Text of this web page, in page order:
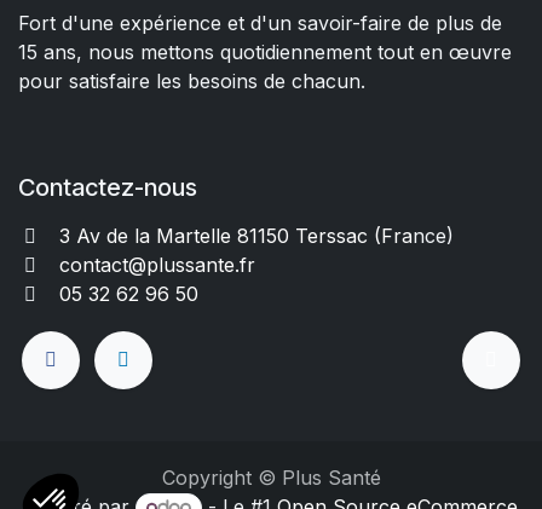
Fort d'une expérience et d'un savoir-faire de plus de
15 ans, nous mettons quotidiennement tout en œuvre
pour satisfaire les besoins de chacun.
Contactez-nous
3 Av de la Martelle 81150 Terssac (France)
contact@plussante.fr
05 32 62 96 50
Copyright © Plus Santé